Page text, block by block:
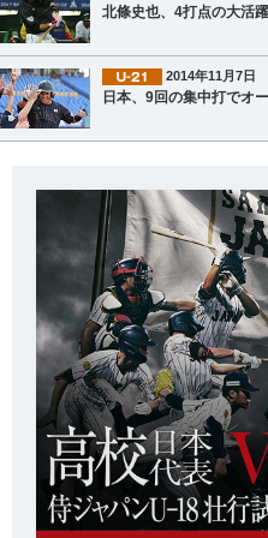
北條史也、4打点の大活
2014年11月7日
日本、9回の集中打でオ